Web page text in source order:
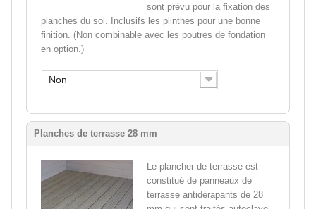
sont prévu pour la fixation des
planches du sol. Inclusifs les plinthes pour une bonne
finition. (Non combinable avec les poutres de fondation
en option.)
Non
Planches de terrasse 28 mm
Le plancher de terrasse est
constitué de panneaux de
terrasse antidérapants de 28